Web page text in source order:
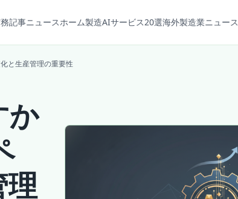
記事ニュースホーム製造AIサービス20選海外製造業ニュース
と生産管理の重要性
か
理